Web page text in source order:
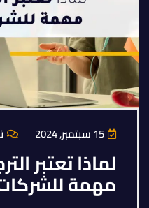
لماذا تعتبر
مهمة